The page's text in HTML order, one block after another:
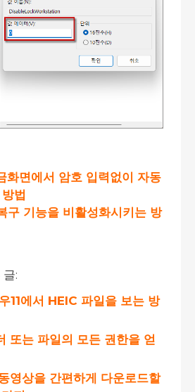
화면에서 암호 입력없이 자동
법
구 기능을 비활성화시키는 방
:
11에서 HEIC 파일을 보는 방
또는 파일의 모든 권한을 얻
영상을 간편하게 다운로드할